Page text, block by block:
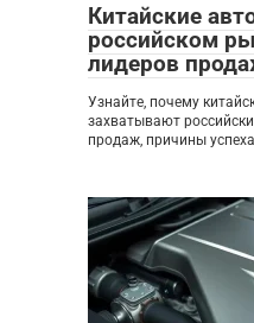
Китайские
российском
лидеров
Узнайте, почему
захватывают
продаж, причины